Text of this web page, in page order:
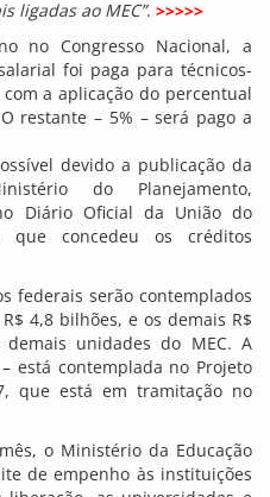
ligadas ao MEC”. >>>>>
no Congresso Nacional, a
foi paga para técnicos-
a aplicação do percentual
restante – 5% – será pago a
devido a publicação da
do Planejamento,
Diário Oficial da União do
concedeu os créditos
federais serão contemplados
4,8 bilhões, e os demais R$
unidades do MEC. A
está contemplada no Projeto
que está em tramitação no
o Ministério da Educação
de empenho às instituições